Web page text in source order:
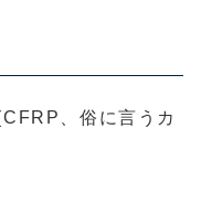
、俗に言うカ